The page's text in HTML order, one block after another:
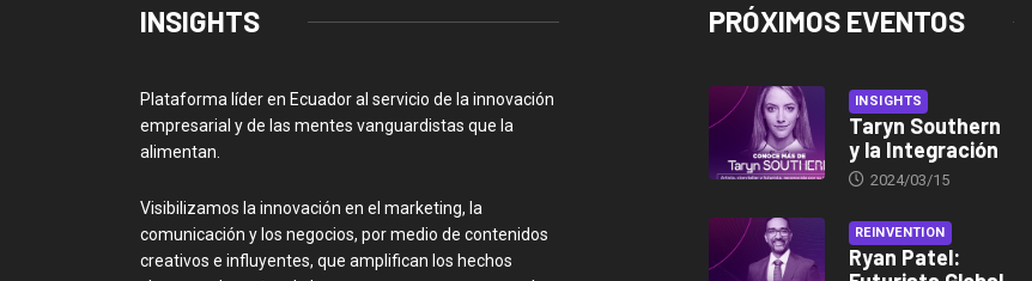
INSIGHTS
Plataforma líder en Ecuador al servicio de la innovación
empresarial y de las mentes vanguardistas que la
alimentan.
Visibilizamos la innovación en el marketing, la
comunicación y los negocios, por medio de contenidos
creativos e influyentes, que amplifican los hechos
PRÓXIMOS EVENTOS
INSIGHTS
Taryn Southern
y la Integración
2024/03/15
REINVENTION
Ryan Patel: